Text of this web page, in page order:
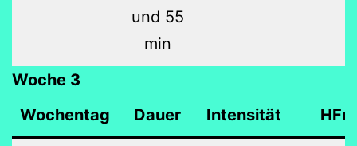
und 55
min
Woche 3
Wochentag
Dauer Intensität